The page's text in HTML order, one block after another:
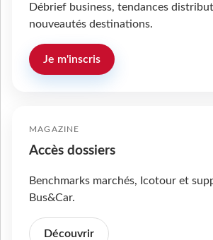
Débrief business, tendances
nouveautés destinations.
Je m'inscris
MAGAZINE
Accès dossiers
Benchmarks marchés, Icotour et
Bus&Car.
Découvrir